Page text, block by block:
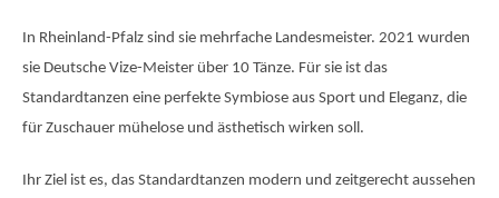
In Rheinland-Pfalz sind sie mehrfache Landesmeister. 2021 wurden
sie Deutsche Vize-Meister über 10 Tänze. Für sie ist das
Standardtanzen eine perfekte Symbiose aus Sport und Eleganz, die
für Zuschauer mühelose und ästhetisch wirken soll.
Ihr Ziel ist es, das Standardtanzen modern und zeitgerecht aussehen